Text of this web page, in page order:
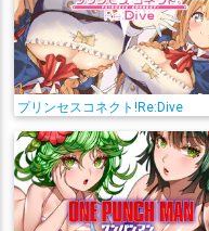
プリンセスコネクト!Re:Dive